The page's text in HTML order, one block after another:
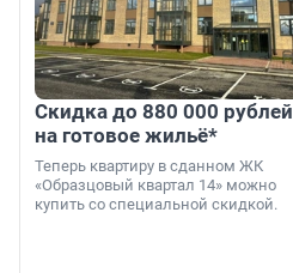
Скидка до 880 000 рублей
на готовое жильё*
Теперь квартиру в сданном ЖК
«Образцовый квартал 14» можно
купить со специальной скидкой.